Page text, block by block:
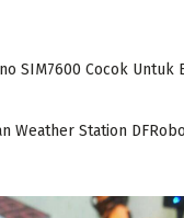
SIM7600 Cocok Untuk
Weather Station